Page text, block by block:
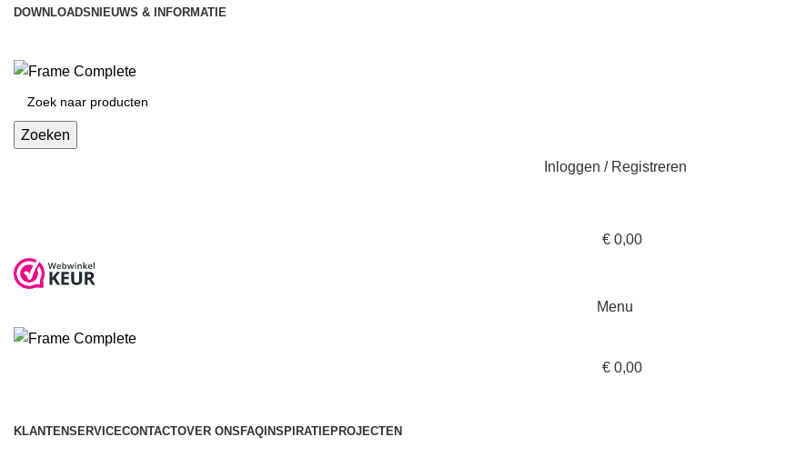
DOWNLOADS NIEUWS & INFORMATIE
Zoeken
Inloggen / Registreren
€0,00
Menu
€0,00
KLANTENSERVICECONTACTOVER ONSFAQINSPIRATIEPROJECTEN